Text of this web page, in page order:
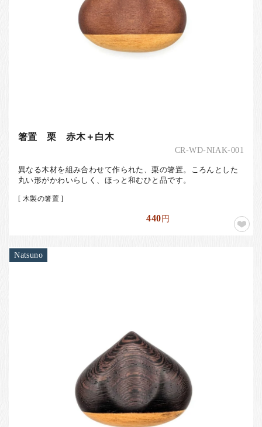
箸置 栗 赤木＋白木
CR-WD-NIAK-001
異なる木材を組み合わせて作られた、栗の箸置。ころんとした
丸い形がかわいらしく、ほっと和むひと品です。
[ 木製の箸置 ]
440円
Natsuno